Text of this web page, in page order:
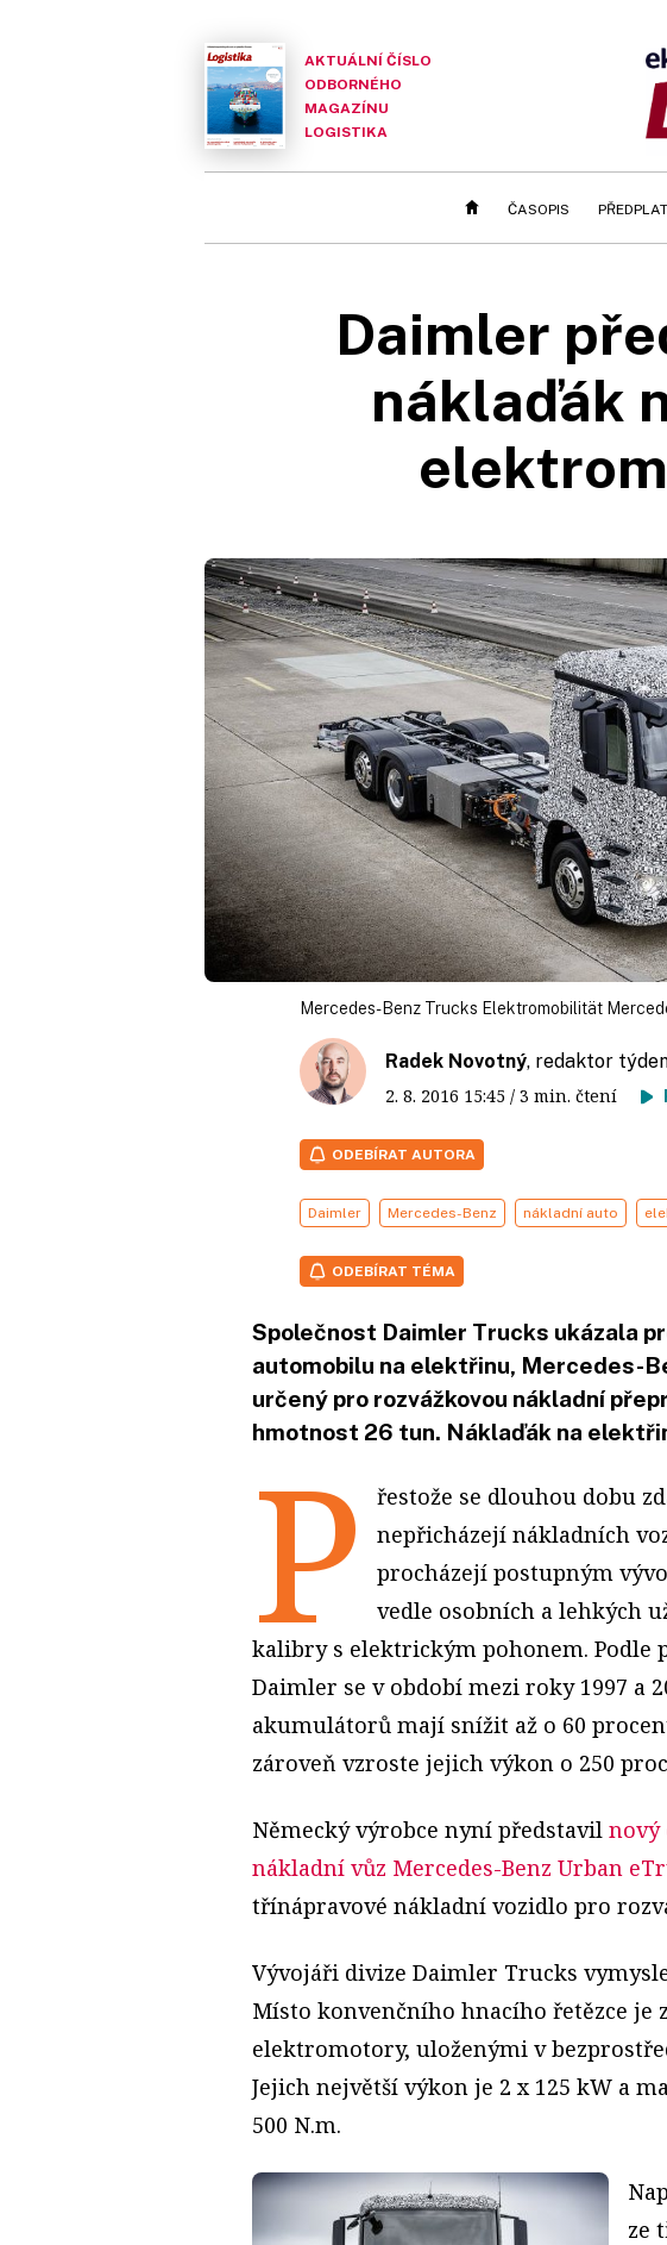
AKTUÁLNÍ ČÍSLO
ODBORNÉHO
MAGAZÍNU
LOGISTIKA
ČASOPIS
Daimler
náklaďák
Mercedes-Benz Trucks Elektromobilität
Radek Novotný, redaktor
2. 8. 2016 15:45 / 3 min. čtení
ODEBÍRAT AUTORA
Daimler Mercedes-Benz nákladní auto
ODEBÍRAT TÉMA
Společnost Daimler Trucks ukázala
automobilu na elektřinu, Mercedes-
určený pro rozvážkovou nákladní
hmotnost 26 tun. Náklaďák na
P
řestože se dlouhou dobu
nepřicházejí nákladních
procházejí postupným
vedle osobních a lehkých
kalibry s elektrickým pohonem. Podle
Daimler se v období mezi roky 1997 a
akumulátorů mají snížit až o 60
zároveň vzroste jejich výkon o 250
Německý výrobce nyní představil nový
nákladní vůz Mercedes-Benz Urban
třínápravové nákladní vozidlo pro
Vývojáři divize Daimler Trucks
Místo konvenčního hnacího řetězce je
elektromotory, uloženými v
Jejich největší výkon je 2 x 125 kW a
500 N.m.
ze